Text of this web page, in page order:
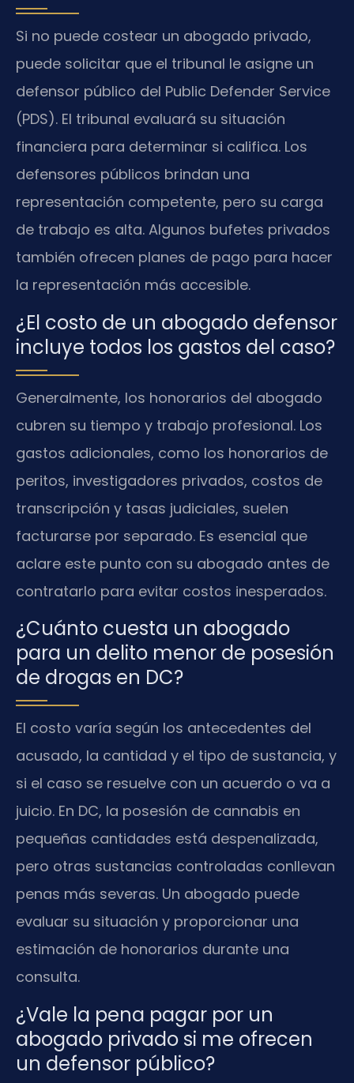
Si no puede costear un abogado privado,
puede solicitar que el tribunal le asigne un
defensor público del Public Defender Service
(PDS). El tribunal evaluará su situación
financiera para determinar si califica. Los
defensores públicos brindan una
representación competente, pero su carga
de trabajo es alta. Algunos bufetes privados
también ofrecen planes de pago para hacer
la representación más accesible.
¿El costo de un abogado defensor
incluye todos los gastos del caso?
Generalmente, los honorarios del abogado
cubren su tiempo y trabajo profesional. Los
gastos adicionales, como los honorarios de
peritos, investigadores privados, costos de
transcripción y tasas judiciales, suelen
facturarse por separado. Es esencial que
aclare este punto con su abogado antes de
contratarlo para evitar costos inesperados.
¿Cuánto cuesta un abogado
para un delito menor de posesión
de drogas en DC?
El costo varía según los antecedentes del
acusado, la cantidad y el tipo de sustancia, y
si el caso se resuelve con un acuerdo o va a
juicio. En DC, la posesión de cannabis en
pequeñas cantidades está despenalizada,
pero otras sustancias controladas conllevan
penas más severas. Un abogado puede
evaluar su situación y proporcionar una
estimación de honorarios durante una
consulta.
¿Vale la pena pagar por un
abogado privado si me ofrecen
un defensor público?